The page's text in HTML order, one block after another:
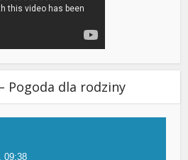
Pogoda dla rodziny